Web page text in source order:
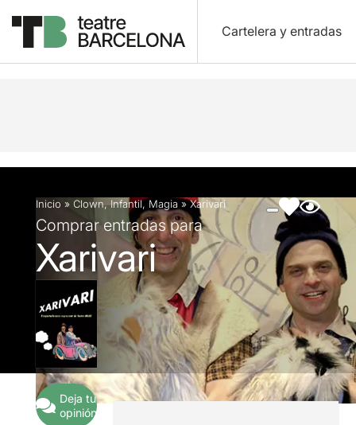
Cartelera y entradas
Descripción Ficha artística Fotos y vídeos
Inicio » Clown,Infantil, Magia »Xarivari
Comprar entradas para
Xarivari
Deja tu
opinión